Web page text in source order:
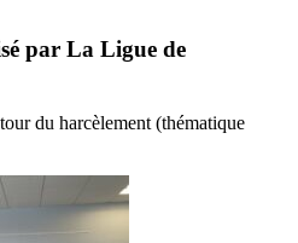
par La Ligue de
du harcèlement (thématique